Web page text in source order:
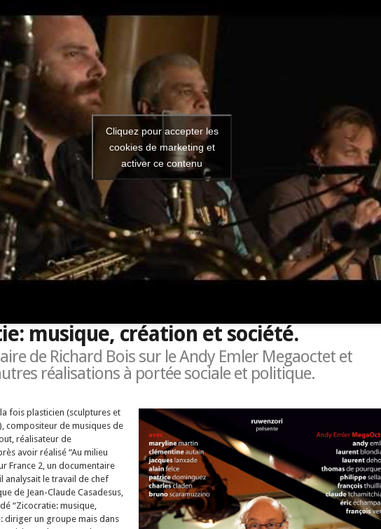
Cliquez pour accepter les
cookies de marketing et
activer ce contenu
musique, création et société.
de Richard Bois sur le Andy Emler Megaoctet et
réalisations à portée sociale et politique.
fois plasticien (sculptures et
compositeur de musiques de
réalisateur de
avoir réalisé “Au milieu
France 2, un documentaire
analysait le travail de chef
de Jean-Claude Casadesus,
“Zicocratie: musique,
diriger un groupe mais dans